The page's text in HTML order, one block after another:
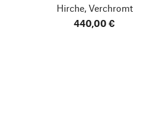
Hirche, Verchromt
440,00 €